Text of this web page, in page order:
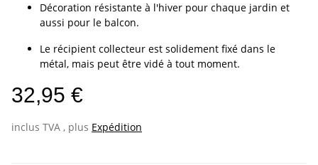
Décoration résistante à l'hiver pour chaque jardin et
aussi pour le balcon.
Le récipient collecteur est solidement fixé dans le
métal, mais peut être vidé à tout moment.
32,95 €
inclus TVA , plus Expédition